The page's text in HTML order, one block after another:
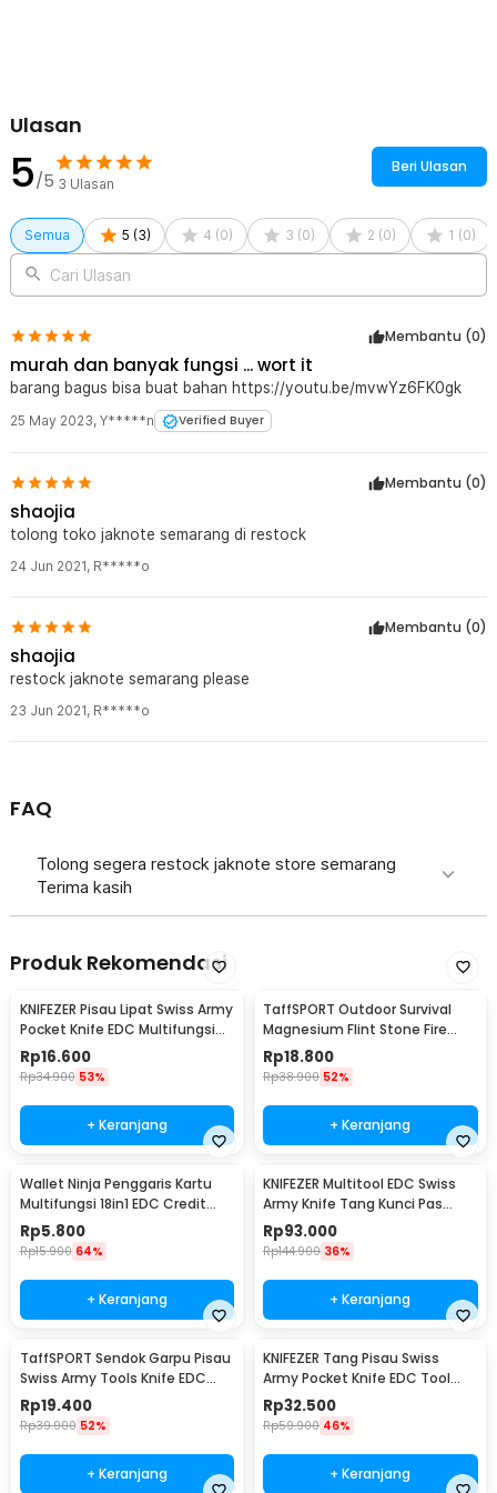
Ulasan
5/5 3 Ulasan
Beri Ulasan
Semua 5 (3) 4 (0) 3 (0) 2 (0) 1 (0)
Cari Ulasan
Membantu (0)
murah dan banyak fungsi ... wort it
barang bagus bisa buat bahan https://youtu.be/mvwYz6FK0gk
25 May 2023, Y*****n Verified Buyer
Membantu (0)
shaojia
tolong toko jaknote semarang di restock
24 Jun 2021, R*****o
Membantu (0)
shaojia
restock jaknote semarang please
23 Jun 2021, R*****o
FAQ
Tolong segera restock jaknote store semarang
Terima kasih
Produk Rekomendasi
KNIFEZER Pisau Lipat Swiss Army
Pocket Knife EDC Multifungsi
11in1 - A3011
Rp16.600
Rp34.900 53%
+ Keranjang
TaffSPORT Outdoor Survival
Magnesium Flint Stone Fire
Starter Whistle - JD1422
Rp18.800
Rp38.900 52%
+ Keranjang
Wallet Ninja Penggaris Kartu
Multifungsi 18in1 EDC Credit
Card Sized - W085
Rp5.800
Rp15.900 64%
+ Keranjang
KNIFEZER Multitool EDC Swiss
Army Knife Tang Kunci Pas
Stainless Steel - MPG05
Rp93.000
Rp144.900 36%
+ Keranjang
TaffSPORT Sendok Garpu Pisau
Swiss Army Tools Knife EDC
6in1 - A007
Rp19.400
Rp39.900 52%
+ Keranjang
KNIFEZER Tang Pisau Swiss
Army Pocket Knife EDC Tool
Stainless Steel - A3009
Rp32.500
Rp59.900 46%
+ Keranjang